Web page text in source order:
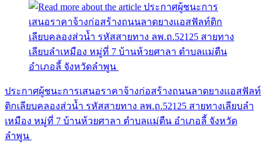
ประกาศผู้ชนะการเสนอราคาจ้างก่อสร้างถนนลาดยางเเอสฟัลท์
ติกเลียบคลองส่วน้ำ รหัสสายทาง ลพ.ถ.52125 สายทางเลียบลำ
เหมือง หมู่ที่ 7 บ้านห้วยศาลา ตำบลเเม่ตืน อำเภอลี้ จังหวัด
ลำพูน